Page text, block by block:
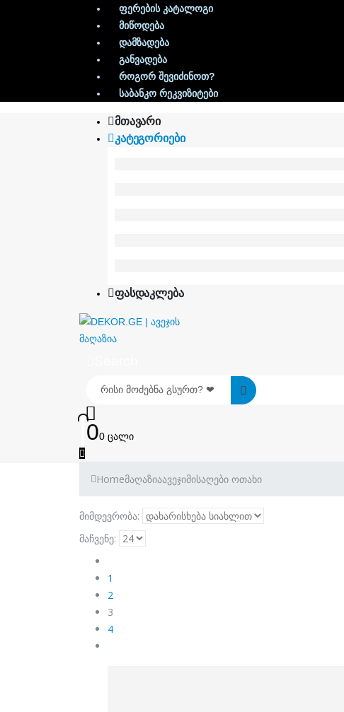
ფერების კატალოგი
მიწოდება
დამზადება
განვადება
როგორ შევიძინოთ?
საბანკო რეკვიზიტები
ᲛᲗᲐᲕᲐᲠᲘ
ᲙᲐᲢᲔᲒᲝᲠᲘᲔᲑᲘ
ᲤᲐᲡᲓᲐᲙᲚᲔᲑᲐ
00 ცალი
Homeმაღაზიაავეჯიმისაღები ოთახი
მიმდევრობა:
მაჩვენე:
1
2
3
4